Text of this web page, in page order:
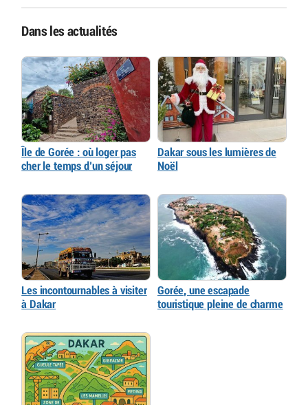
Dans les actualités
Île de Gorée : où loger pas
cher le temps d’un séjour
Dakar sous les lumières de
Noël
Les incontournables à visiter
à Dakar
Gorée, une escapade
touristique pleine de charme